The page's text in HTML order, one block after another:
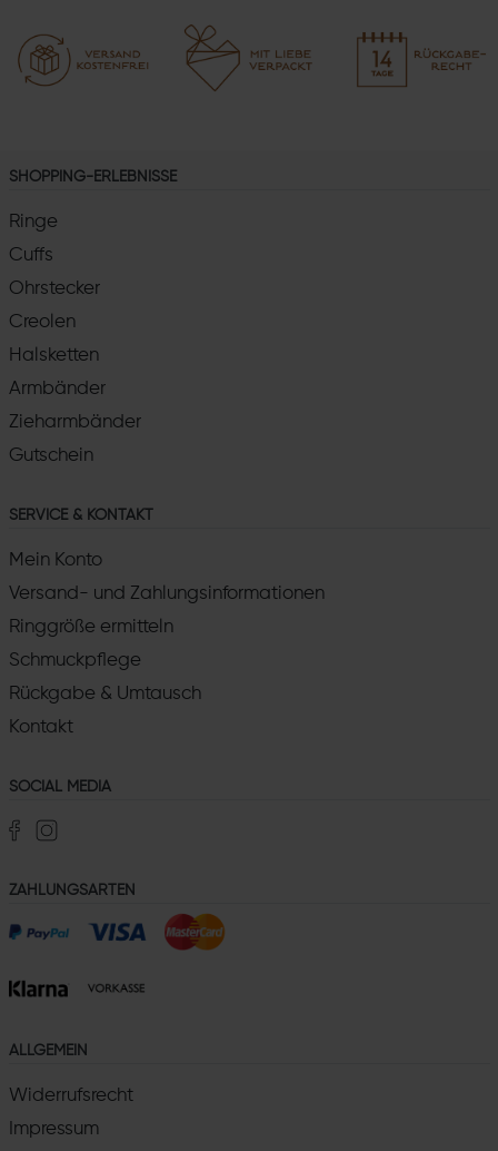
SHOPPING-ERLEBNISSE
Ringe
Cuffs
Ohrstecker
Creolen
Halsketten
Armbänder
Zieharmbänder
Gutschein
SERVICE & KONTAKT
Mein Konto
Versand- und Zahlungsinformationen
Ringgröße ermitteln
Schmuckpflege
Rückgabe & Umtausch
Kontakt
SOCIAL MEDIA
ZAHLUNGSARTEN
ALLGEMEIN
Widerrufsrecht
Impressum